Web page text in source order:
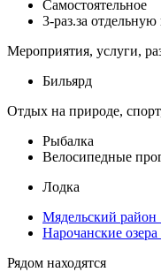
Самостоятельное
3-раз.за отдельную
Мероприятия, услуги,
Бильярд
Отдых на природе,
Рыбалка
Велосипедные
Лодка
Мядельский
Нарочанские
Рядом находятся